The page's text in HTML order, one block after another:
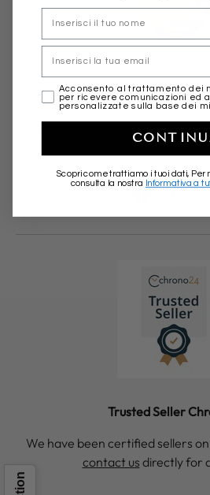
100 Top
For the third consecutive year we
Trusted Seller
We have been certified sellers
contact us directly for
nome
Email
marketing
Acconsento al trattamento dei
per ricevere comunicazioni ed
personalizzate sulla base dei
Scopri come trattiamo i tuoi dati, Per
consulta la nostra Informativa a